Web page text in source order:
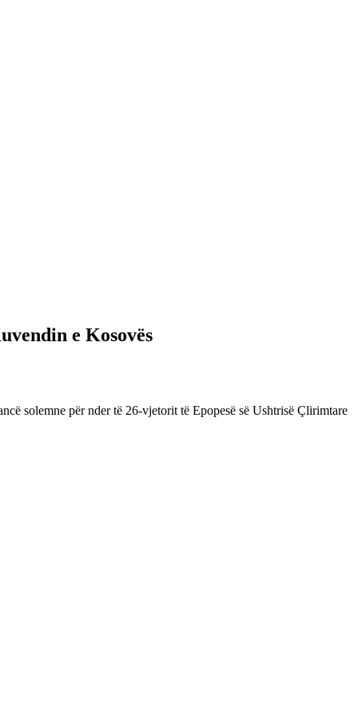
e Kosovës
solemne për nder të 26-vjetorit të Epopesë së Ushtrisë Çlirimtare